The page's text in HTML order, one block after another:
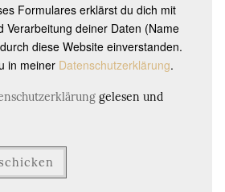
Formulares erklärst du dich mit
Verarbeitung deiner Daten (Name
diese Website einverstanden.
in meiner Datenschutzerklärung.
gelesen und